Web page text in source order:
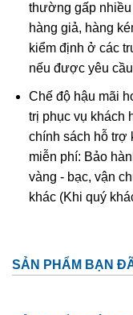
dùng những thử
nghiệm dựa trên
(một dạng của
anh phải và trái
nhấtđược sử dụng
dàng hơn. Tuy
ra vật liệu tổng hợp
lượng lớn để cung
thường gấp nhiều
hàng giả, hàng
kiểm định ở các
nếu được yêu
Chế độ hậu mãi
trị phục vụ khách
chính sách hỗ trợ
miễn phí: Bảo
vàng - bạc, vận
khác (Khi quý
SẢN PHẨM BẠN